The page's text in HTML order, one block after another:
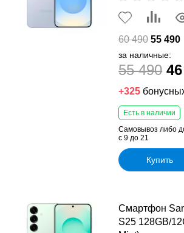
60 490 55 490
за наличные:
55 490
+325
Есть в наличии
Самовывоз либо
с 9 до 21
Купить
Смартфон
S25 128GB/